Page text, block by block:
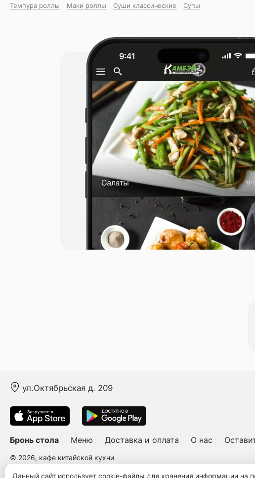
Темпура роллы
Маки роллы Суши классические Супы
ул.Октябрьская д. 209
Бронь стола Меню Доставка и оплата О нас
© 2026, кафе китайской кухни
Данный сайт использует cookie-файлы для хранения информации на